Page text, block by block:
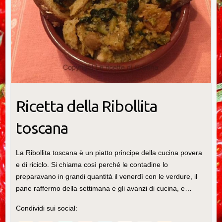
Ricetta della Ribollita
toscana
La Ribollita toscana è un piatto principe della cucina povera
e di riciclo. Si chiama così perché le contadine lo
preparavano in grandi quantità il venerdì con le verdure, il
pane raffermo della settimana e gli avanzi di cucina, e…
Condividi sui social: